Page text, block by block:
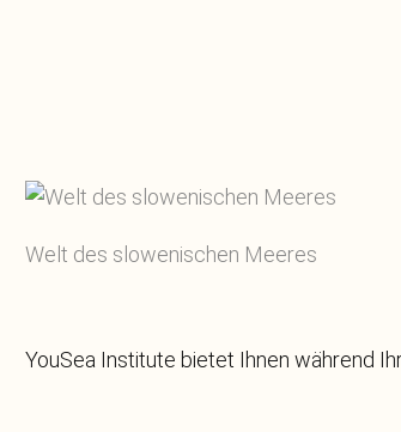
Welt des slowenischen Meeres
YouSea Institute bietet Ihnen während